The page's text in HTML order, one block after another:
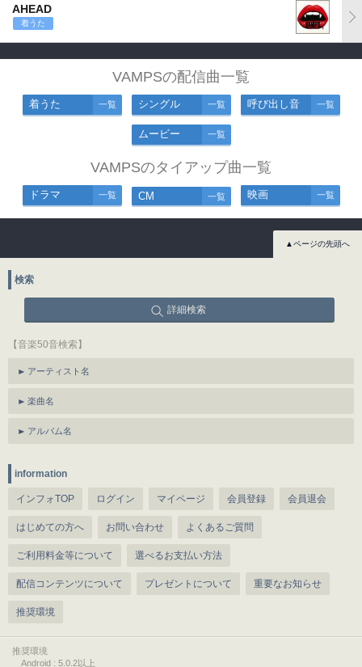
AHEAD
着うた
VAMPSの配信曲一覧
着うた 一覧 シングル 一覧 呼び出し音 一覧
ムービー 一覧
VAMPSのタイアップ曲一覧
ドラマ 一覧 CM 一覧 映画 一覧
▲ページの先頭へ
検索
詳細検索
【音楽50音検索】
アーティスト名
楽曲名
アルバム名
information
インフォTOP ログイン マイページ 会員登録 会員退会
はじめての方へ お問い合わせ よくあるご質問
ご利用料金等について 選べるお支払い方法
配信コンテンツについて プレゼントについて 重要なお知らせ
推奨環境
推奨環境
Android : 5.0.2以上